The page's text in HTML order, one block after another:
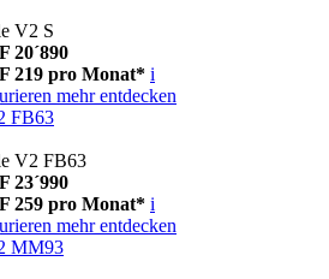
V2 S
20´890
219 pro Monat* i
mehr entdecken
FB63
V2 FB63
23´990
259 pro Monat* i
mehr entdecken
MM93